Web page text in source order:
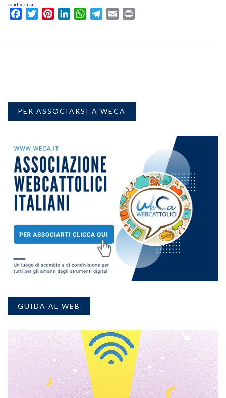
condividi su
FacebookTwitterPinterestLinkedInWhatsAppTelegram
Email
PER ASSOCIARSI A WECA
GUIDA AL WEB